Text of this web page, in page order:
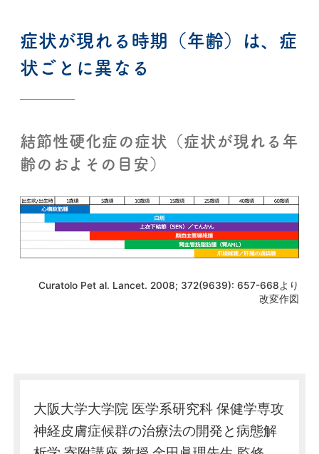
症状が現れる時期（年齢）は、症
状ごとに異なる
結節性硬化症の症状（症状が現れる年
齢のおよその目安）
Curatolo Pet al. Lancet. 2008; 372(9639): 657-668より
改変作図
大阪大学大学院 医学系研究科 保健学専攻
神経皮膚症候群の治療法の開発と病態解